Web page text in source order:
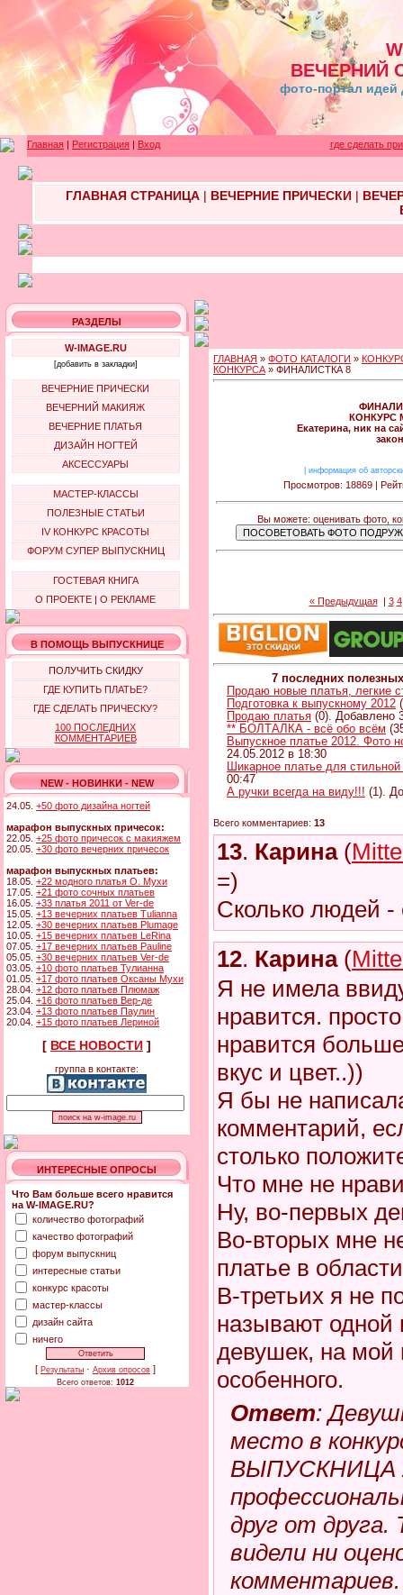
ВЕЧЕРНИЙ
фото-портал идей
Главная | Регистрация | Вход где сделать
ГЛАВНАЯ СТРАНИЦА| ВЕЧЕРНИЕ ПРИЧЕСКИ|
РАЗДЕЛЫ
W-IMAGE.RU
[добавить в закладки]
ВЕЧЕРНИЕ ПРИЧЕСКИ
ВЕЧЕРНИЙ МАКИЯЖ
ВЕЧЕРНИЕ ПЛАТЬЯ
ДИЗАЙН НОГТЕЙ
АКСЕССУАРЫ
МАСТЕР-КЛАССЫ
ПОЛЕЗНЫЕ СТАТЬИ
IV КОНКУРС КРАСОТЫ
ФОРУМ СУПЕР ВЫПУСКНИЦ
ГОСТЕВАЯ КНИГА
О ПРОЕКТЕ | О РЕКЛАМЕ
В ПОМОЩЬ ВЫПУСКНИЦЕ
ПОЛУЧИТЬ СКИДКУ
ГДЕ КУПИТЬ ПЛАТЬЕ?
ГДЕ СДЕЛАТЬ ПРИЧЕСКУ?
100 ПОСЛЕДНИХ
КОММЕНТАРИЕВ
NEW - НОВИНКИ - NEW
24.05. +50 фото дизайна ногтей
марафон выпускных причесок:
22.05. +25 фото причесок с макияжем
20.05. +30 фото вечерних причесок
марафон выпускных платьев:
18.05. +22 модного платья О. Мухи
17.05. +21 фото сочных платьев
16.05. +33 платья 2011 от Ver-de
15.05. +13 вечерних платьев Tulianna
12.05. +30 вечерних платьев Plumage
10.05. +15 вечерних платьев LeRina
07.05. +17 вечерних платьев Pauline
05.05. +30 вечерних платьев Ver-de
03.05. +10 фото платьев Тулианна
01.05. +17 фото платьев Оксаны Мухи
28.04. +12 фото платьев Плюмаж
25.04. +16 фото платьев Вер-де
23.04. +13 фото платьев Паулин
20.04. +15 фото платьев Лериной
[ ВСЕ НОВОСТИ ]
группа в контакте:
ИНТЕРЕСНЫЕ ОПРОСЫ
Что Вам больше всего нравится
на W-IMAGE.RU?
количество фотографий
качество фотографий
форум выпускниц
интересные статьи
конкурс красоты
мастер-классы
дизайн сайта
ничего
[ Результаты · Архив опросов ]
Всего ответов: 1012
ГЛАВНАЯ » ФОТО КАТАЛОГИ »
КОНКУРСА » ФИНАЛИСТКА 8
КОНКУРС
Екатерина, ник на
информация об
Просмотров: 18869 |
Вы можете: оценивать фото,
« Предыдущая| 3 4
7 последних
Продаю новые платья, легкие
Подготовка к выпускному 2012
Продаю платья (0). Добавлено
** БОЛТАЛКА - всё обо всём
Выпускное платье 2012. Фото
24.05.2012 в 18:30
Шикарное платье для
00:47
А ручки всегда на виду!!! (1).
Всего комментариев: 13
13. Карина(
=)
Сколько людей
12. Карина(
Я не имела
нравится.
нравится
вкус и цвет..))
Я бы не
комментарий,
столько
Что мне не
Ну, во-первых
Во-вторых мне
платье в
В-третьих я не
называют одной
девушек, на мой
особенного.
Ответ:
место в
ВЫПУСКНИЦА
друг от друга.
видели ни
комментариев.